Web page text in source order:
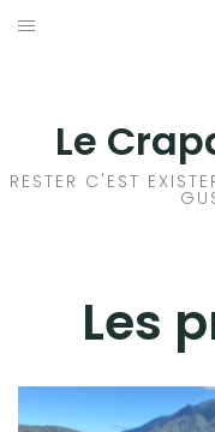
Aller
Le
RESTER C'EST
Les
EUROPE
AMÉRIQUE DU NORD